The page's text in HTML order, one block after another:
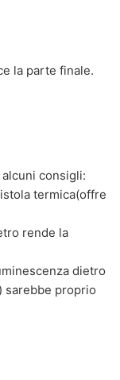
la parte finale.
consigli:
termica(offre
rende la
dietro
sarebbe proprio